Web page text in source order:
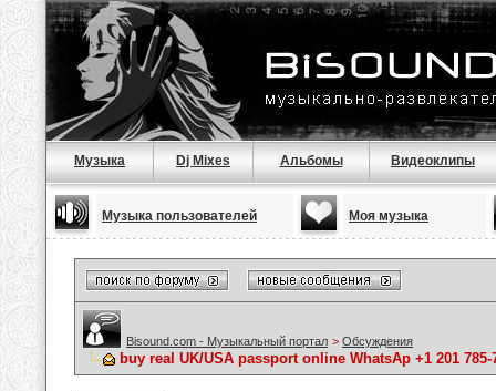
Музыка Dj Mixes Альбомы Видеоклипы
Музыка пользователей Моя музыка
Bisound.com - Музыкальный портал > Обсуждения
buy real UK/USA passport online WhatsAp +1 201